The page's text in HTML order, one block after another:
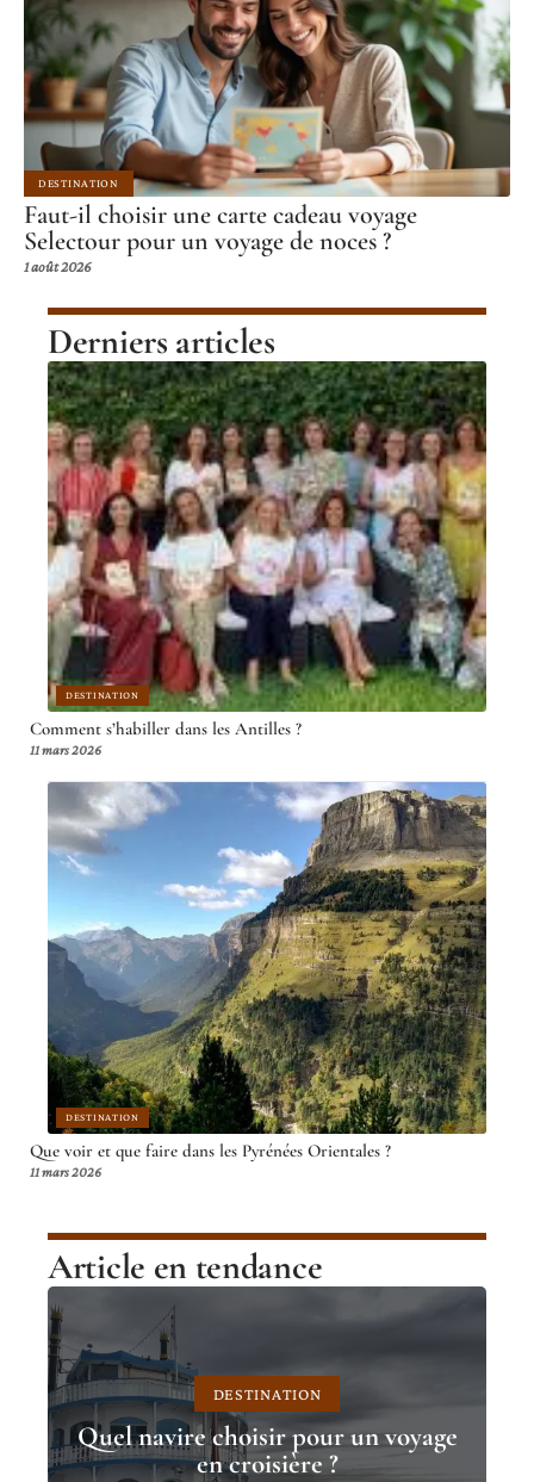
DESTINATION
Faut-il choisir une carte cadeau voyage
Selectour pour un voyage de noces ?
1 août 2026
Derniers articles
DESTINATION
Comment s’habiller dans les Antilles ?
11 mars 2026
DESTINATION
Que voir et que faire dans les Pyrénées Orientales ?
11 mars 2026
Article en tendance
DESTINATION
Quel navire choisir pour un voyage
en croisière ?